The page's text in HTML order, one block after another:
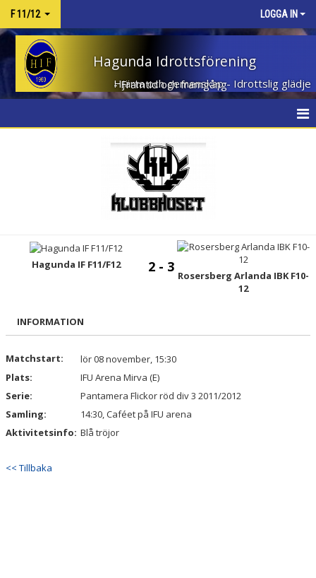
F 11/12 LOGGA IN
Hagunda Idrottsförening
Hjärta och gemenskap - Idrottslig glädje - Framtid och framgång
TRUPPEN
DOKUMENT
KONTAKT
Hagunda IF F11/F12 2 - 3
Rosersberg Arlanda IBK F10-
12
INFORMATION
Matchstart:
lör 08 november, 15:30
Plats:
IFU Arena Mirva (E)
Serie:
Pantamera Flickor röd div 3 2011/2012
Samling:
14:30, Caféet på IFU arena
Aktivitetsinfo: Blå tröjor
<< Tillbaka